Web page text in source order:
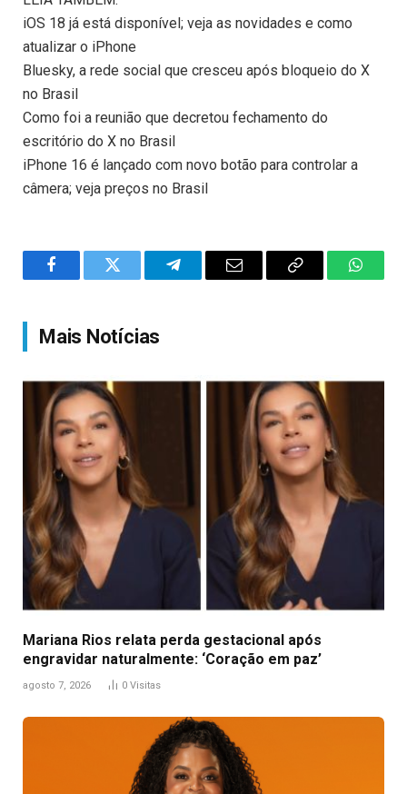
iOS 18 já está disponível; veja as novidades e como
atualizar o iPhone
Bluesky, a rede social que cresceu após bloqueio do X
no Brasil
Como foi a reunião que decretou fechamento do
escritório do X no Brasil
iPhone 16 é lançado com novo botão para controlar a
câmera; veja preços no Brasil
FacebookTwitter TelegramEmail
Copy
Mais Notícias
Mariana Rios relata perda gestacional após
engravidar naturalmente: ‘Coração em paz’
agosto 7, 2026 0 Visitas